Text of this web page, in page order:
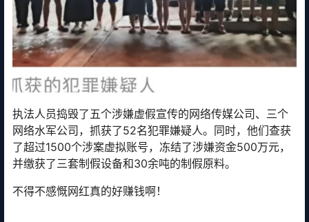
执法人员捣毁了五个涉嫌虚假宣传的网络传媒公司、三个
网络水军公司，抓获了52名犯罪嫌疑人。同时，他们查获
了超过1500个涉案虚拟账号，冻结了涉嫌资金500万元，
并缴获了三套制假设备和30余吨的制假原料。
不得不感慨网红真的好赚钱啊！